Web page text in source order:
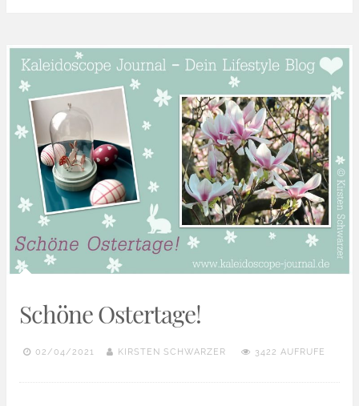
Schöne Ostertage!
02/04/2021 KIRSTEN SCHWARZER 3422 AUFRUFE